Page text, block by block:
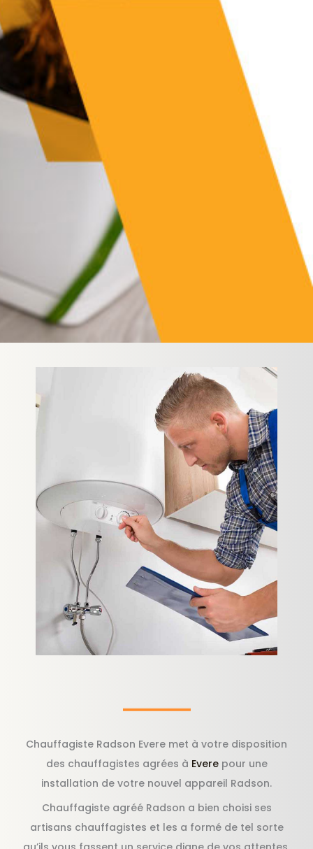
Chauffagiste Radson Evere met à votre disposition
des chauffagistes agrées à Everepour une
installation de votre nouvel appareil Radson.
Chauffagiste agréé Radson a bien choisi ses
artisans chauffagistes et les a formé de tel sorte